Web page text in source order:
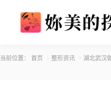
当前位置： 首页 整形资讯 湖北武汉